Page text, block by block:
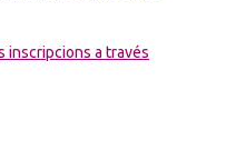
inscripcions a través